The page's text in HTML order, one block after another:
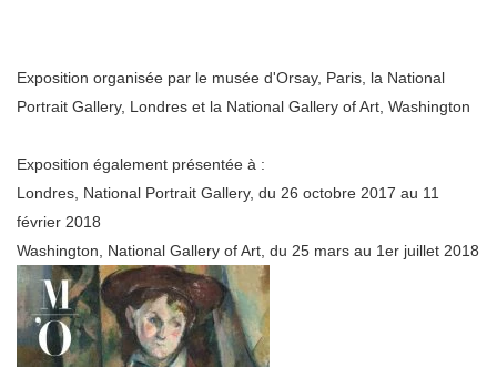
Exposition organisée par le musée d'Orsay, Paris, la National
Portrait Gallery, Londres et la National Gallery of Art, Washington
Exposition également présentée à :
Londres, National Portrait Gallery, du 26 octobre 2017 au 11
février 2018
Washington, National Gallery of Art, du 25 mars au 1er juillet 2018